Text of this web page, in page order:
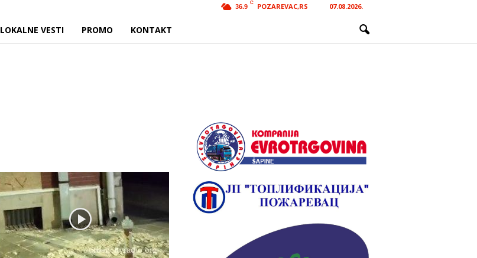
36.9
C POZAREVAC,RS 07.08.2026.
LOKALNE VESTI PROMO KONTAKT